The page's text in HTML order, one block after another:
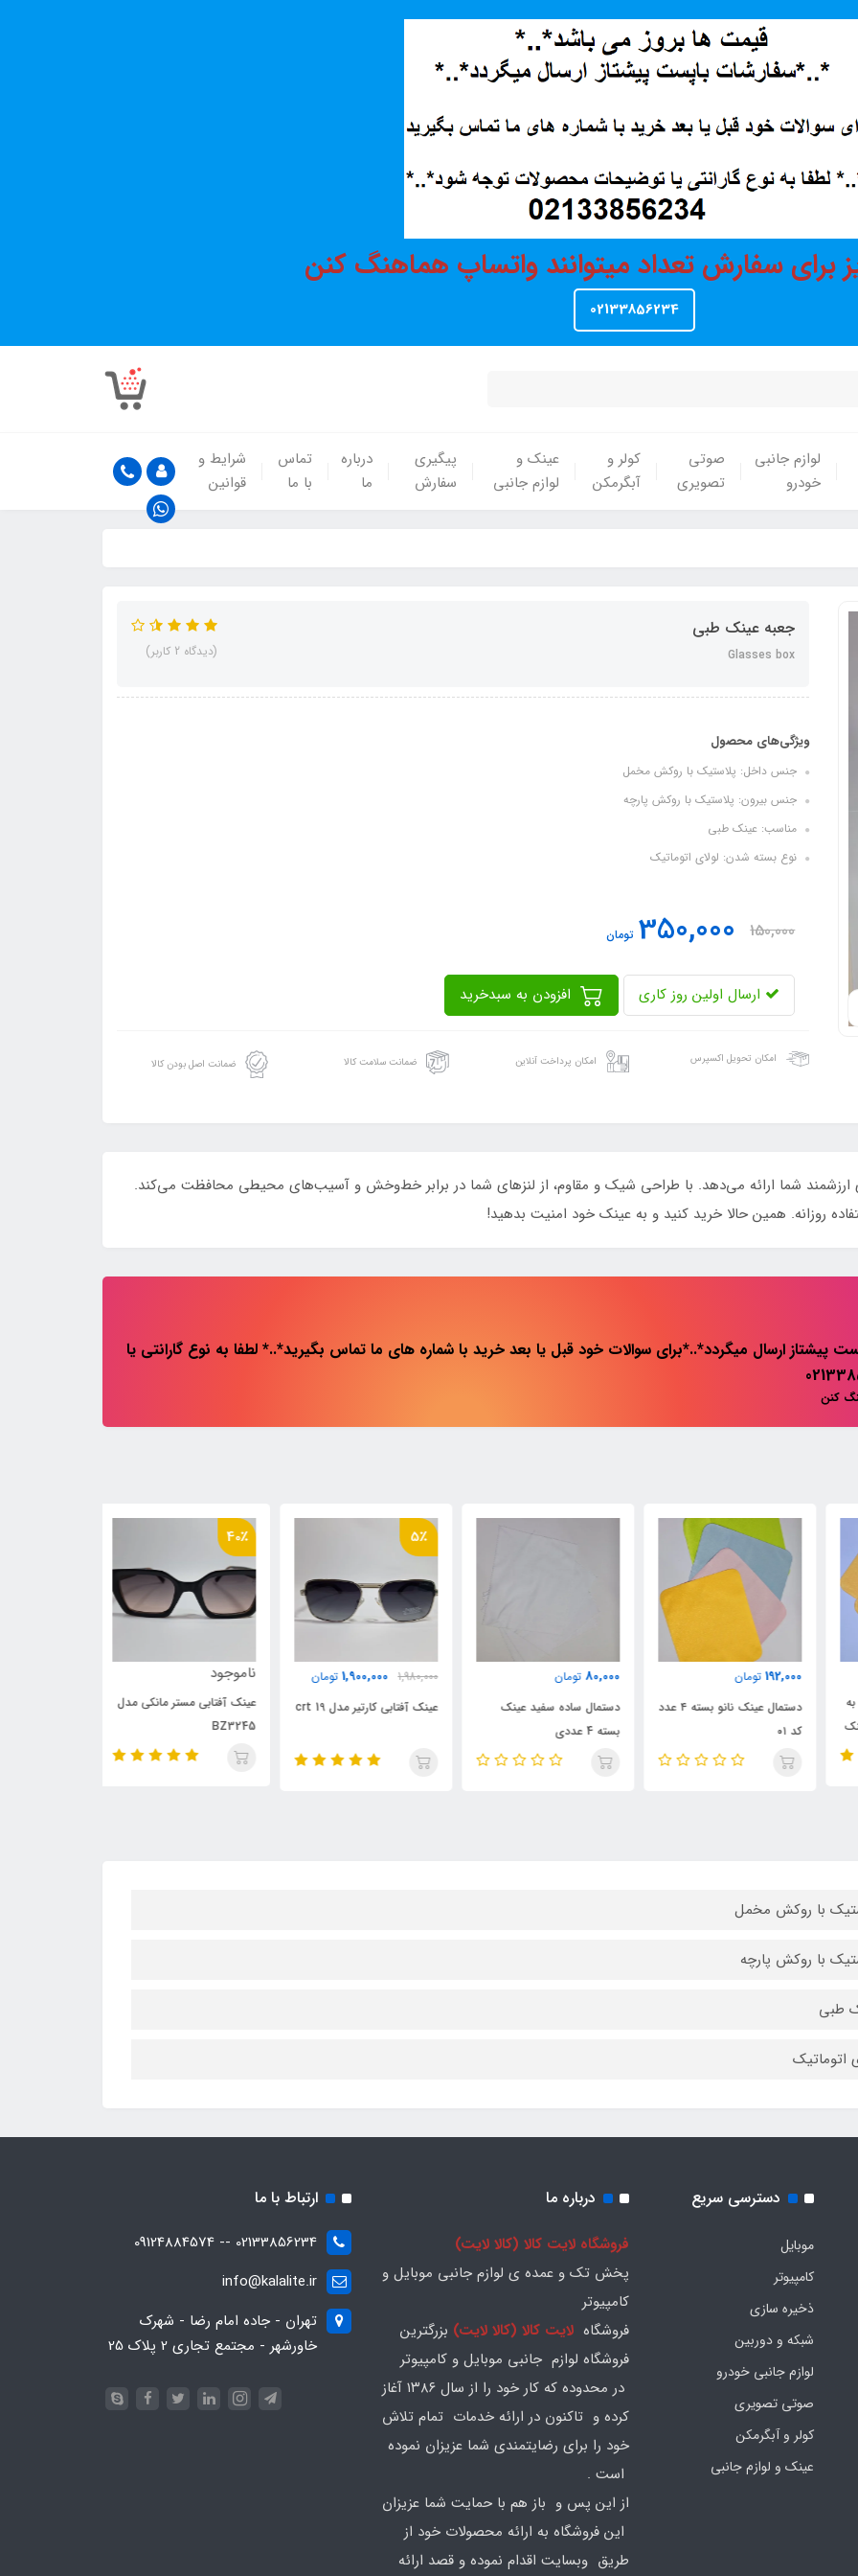
برای سفارش تعداد میتوانند واتساپ هماهنگ کنن
02133856234
لوازم جانبی
خودرو
صوتی
تصویری
کولر و
آبگرمکن
عینک و
لوازم جانبی
پیگیری
سفارش
درباره
ما
تماس
با ما
شرایط و
قوانین
جعبه عینک طبی
Glasses box (دیدگاه 2 کاربر)
ویژگی‌های محصول
جنس داخل: پلاستیک با روکش مخمل
جنس بیرون: پلاستیک با روکش پارچه
مناسب: عینک طبی
نوع بسته شدن: لولای اتوماتیک
150,000
350,000 تومان
ارسال اولین روز کاری
امکان تحویل اکسپرس امکان پرداخت آنلاین ضمانت سلامت کالا ضمانت اصل بودن کالا
شما ارائه می‌دهد. با طراحی شیک و مقاوم، از لنزهای شما در برابر خط‌وخش و آسیب‌های محیطی محافظت می‌کند.
روزانه. همین حالا خرید کنید و به عینک خود امنیت بدهید!
ارسال میگردد*..*برای سوالات خود قبل یا بعد خرید با شماره های ما تماس بگیرید*..* لطفا به نوع گارانتی یا
کنن
به
192,000 تومان
دستمال عینک نانو بسته ۴ عدد
کد ۰۱
80,000 تومان
دستمال ساده سفید عینک
بسته 4 عددی
5٪
1,980,000
1,900,000 تومان
عینک آفتابی کارتیر مدل crt 19
40٪
ناموجود
عینک آفتابی مستر مانکی مدل
BZ3245
با روکش مخمل
با روکش پارچه
طبی
اتوماتیک
دسترسی سریع
موبایل
کامپیوتر
ذخیره سازی
شبکه و دوربین
لوازم جانبی خودرو
صوتی تصویری
کولر و آبگرمکن
عینک و لوازم جانبی
درباره ما
فروشگاه لایت کالا (کالا لایت)
پخش تک و عمده ی لوازم جانبی موبایل و
کامپیوتر
فروشگاه لایت کالا (کالا لایت) بزرگترین
فروشگاه لوازم جانبی موبایل و کامپیوتر
در محدوده که کار خود را از سال ۱۳۸۶ آغاز
کرده و تاکنون در ارائه خدمات تمام تلاش
خود را برای رضایتمندی شما عزیزان نموده
است .
از این پس و باز هم با حمایت شما عزیزان
این فروشگاه به ارائه محصولات خود از
طریق وبسایت اقدام نموده و قصد ارائه
ارتباط با ما
02133856234 -- 09124884574
info@kalalite.ir
تهران - جاده امام رضا - شهرک
خاورشهر - مجتمع تجاری 2 پلاک 25